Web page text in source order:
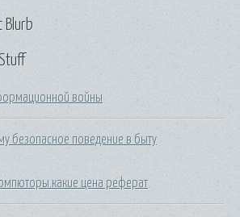
войны
безопасное поведение в быту
цена реферат
Blurb